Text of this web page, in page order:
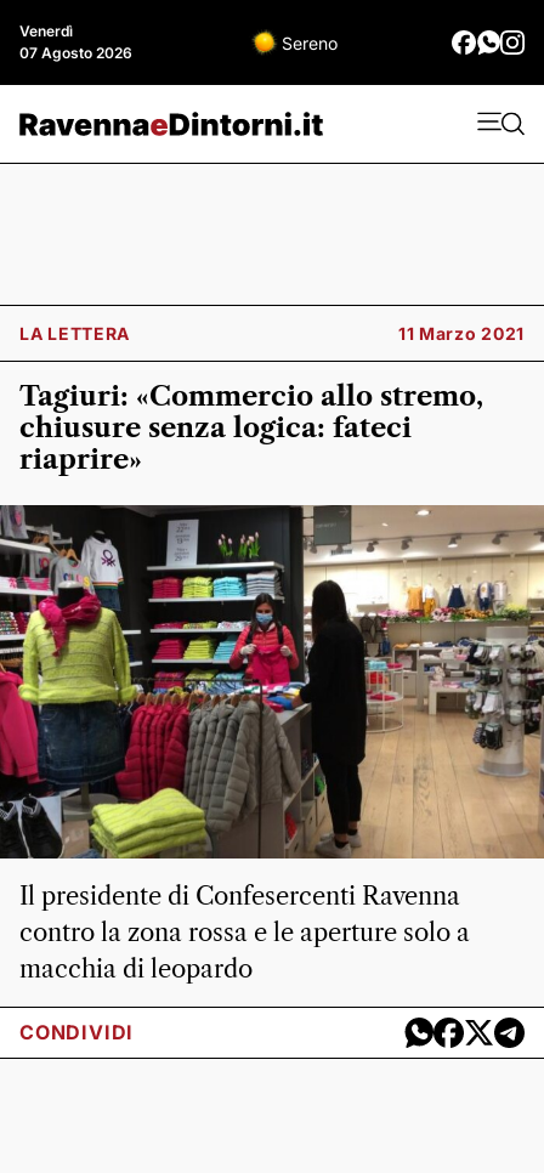
Venerdì
07 Agosto 2026
Sereno
LA LETTERA 11 Marzo 2021
Tagiuri: «Commercio allo stremo,
chiusure senza logica: fateci
riaprire»
Il presidente di Confesercenti Ravenna
contro la zona rossa e le aperture solo a
macchia di leopardo
CONDIVIDI